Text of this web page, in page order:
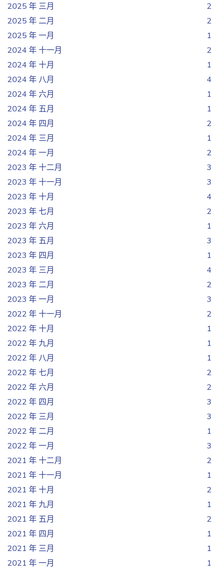
2025 年 三月
2
2025 年 二月
2
2025 年 一月
1
2024 年 十一月
2
2024 年 十月
1
2024 年 八月
4
2024 年 六月
1
2024 年 五月
1
2024 年 四月
2
2024 年 三月
1
2024 年 一月
2
2023 年 十二月
3
2023 年 十一月
3
2023 年 十月
4
2023 年 七月
2
2023 年 六月
1
2023 年 五月
3
2023 年 四月
1
2023 年 三月
4
2023 年 二月
2
2023 年 一月
3
2022 年 十一月
2
2022 年 十月
1
2022 年 九月
1
2022 年 八月
1
2022 年 七月
2
2022 年 六月
2
2022 年 四月
3
2022 年 三月
3
2022 年 二月
1
2022 年 一月
3
2021 年 十二月
2
2021 年 十一月
1
2021 年 十月
2
2021 年 九月
1
2021 年 五月
2
2021 年 四月
1
2021 年 三月
1
2021 年 一月
1